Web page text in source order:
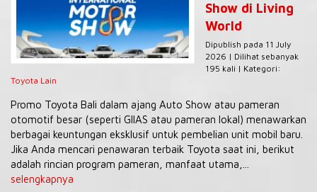
Show di Living
World
Dipublish pada 11 July
2026 | Dilihat sebanyak
195 kali | Kategori:
Toyota Lain
Promo Toyota Bali dalam ajang Auto Show atau pameran
otomotif besar (seperti GIIAS atau pameran lokal) menawarkan
berbagai keuntungan eksklusif untuk pembelian unit mobil baru.
Jika Anda mencari penawaran terbaik Toyota saat ini, berikut
adalah rincian program pameran, manfaat utama,...
selengkapnya